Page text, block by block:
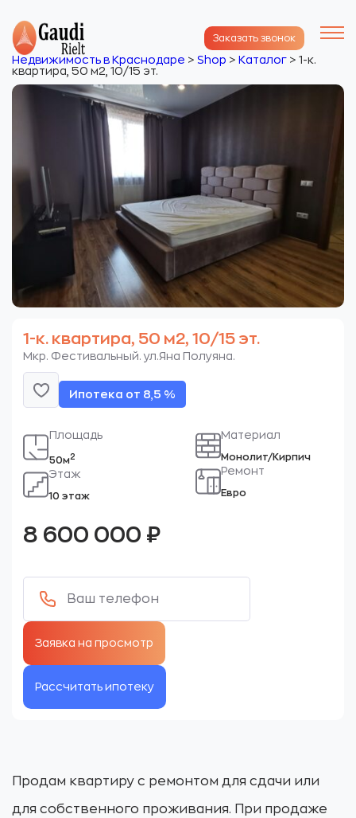
Заказать звонок
Недвижимость в Краснодаре > Shop > Каталог > 1-к.
квартира, 50 м2, 10/15 эт.
1-к. квартира, 50 м2, 10/15 эт.
Мкр. Фестивальный. ул.Яна Полуяна.
Ипотека от 8,5 %
Площадь
50м2
Этаж
10 этаж
Материал
Монолит/Кирпич
Ремонт
Евро
8 600 000 ₽
Рассчитать ипотеку
Продам квартиру с ремонтом для сдачи или
для собственного проживания. При продаже